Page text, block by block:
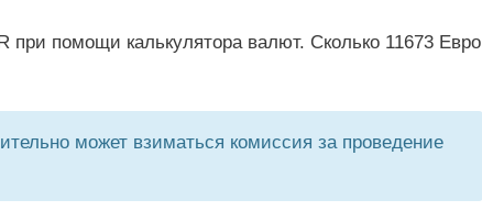
при помощи калькулятора валют. Сколько 11673 Евро
может взиматься комиссия за проведение